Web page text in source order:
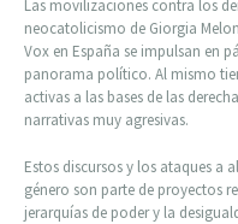
Las movilizaciones contra los
neocatolicismo de Giorgia
Vox en España se impulsan en
panorama político. Al mismo
activas a las bases de las
narrativas muy agresivas.
Estos discursos y los ataques a
género son parte de proyectos
jerarquías de poder y la